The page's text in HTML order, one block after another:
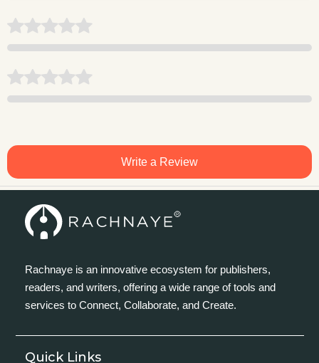
Write a Review
Rachnaye is an innovative ecosystem for publishers,
readers, and writers, offering a wide range of tools and
services to Connect, Collaborate, and Create.
Quick Links